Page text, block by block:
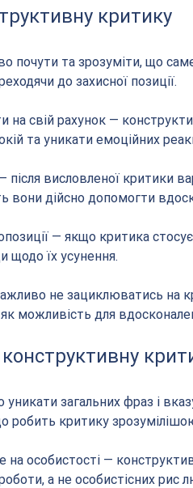
критику
почути та зрозуміти, що
до захисної позиції.
на свій рахунок —
та уникати емоційних
після висловленої критики
вони дійсно допомогти
— якщо критика
щодо їх усунення.
не зациклюватись на
можливість для
загальних фраз і
робить критику
на особистості —
а не особистісних рис